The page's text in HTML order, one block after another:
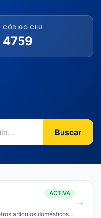
CÓDIGO CIIU
4759
Buscar
ACTIVA
artículos domésticos